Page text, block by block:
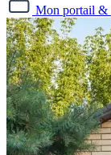
Mon portail &